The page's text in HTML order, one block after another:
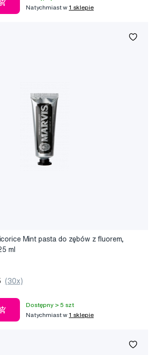
Natychmiast w1 sklepie
Mint pasta do zębów z fluorem,
ml
(30x)
Dostępny > 5 szt
Natychmiast w1 sklepie